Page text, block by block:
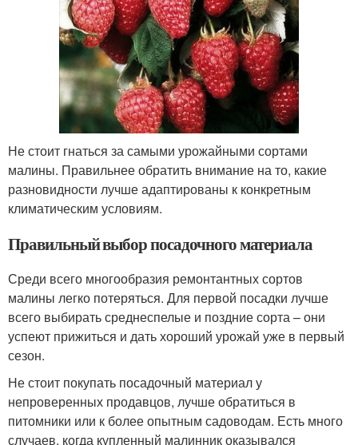
Не стоит гнаться за самыми урожайными сортами
малины. Правильнее обратить внимание на то, какие
разновидности лучше адаптированы к конкретным
климатическим условиям.
Правильный выбор посадочного материала
Среди всего многообразия ремонтантных сортов
малины легко потеряться. Для первой посадки лучше
всего выбирать среднеспелые и поздние сорта – они
успеют прижиться и дать хороший урожай уже в первый
сезон.
Не стоит покупать посадочный материал у
непроверенных продавцов, лучше обратиться в
питомники или к более опытным садоводам. Есть много
случаев, когда купленный малинник оказывался